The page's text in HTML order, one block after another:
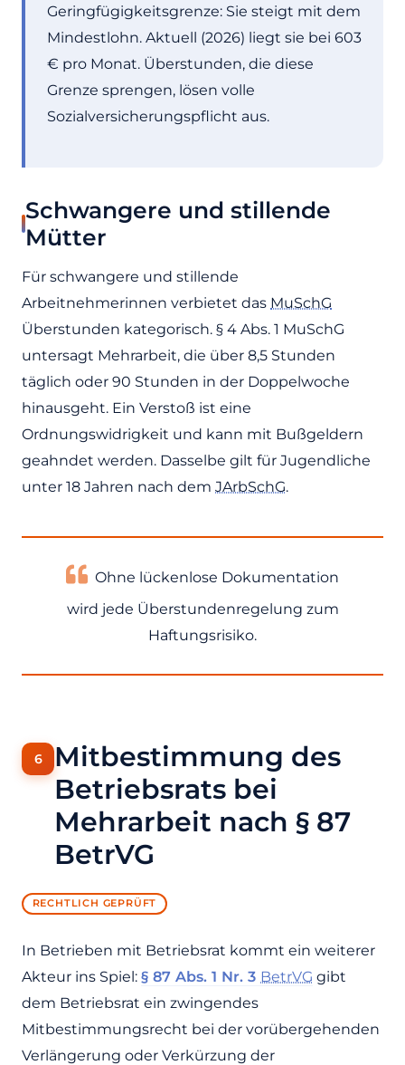
Geringfügigkeitsgrenze: Sie steigt mit dem
Mindestlohn. Aktuell (2026) liegt sie bei 603
€ pro Monat. Überstunden, die diese
Grenze sprengen, lösen volle
Sozialversicherungspflicht aus.
Schwangere und stillende
Mütter
Für schwangere und stillende
Arbeitnehmerinnen verbietet das MuSchG
Überstunden kategorisch. § 4 Abs. 1 MuSchG
untersagt Mehrarbeit, die über 8,5 Stunden
täglich oder 90 Stunden in der Doppelwoche
hinausgeht. Ein Verstoß ist eine
Ordnungswidrigkeit und kann mit Bußgeldern
geahndet werden. Dasselbe gilt für Jugendliche
unter 18 Jahren nach dem JArbSchG.
Ohne lückenlose Dokumentation
wird jede Überstundenregelung zum
Haftungsrisiko.
Mitbestimmung des
Betriebsrats bei
Mehrarbeit nach § 87
BetrVG
RECHTLICH GEPRÜFT
In Betrieben mit Betriebsrat kommt ein weiterer
Akteur ins Spiel: § 87 Abs. 1 Nr. 3 BetrVG gibt
dem Betriebsrat ein zwingendes
Mitbestimmungsrecht bei der vorübergehenden
Verlängerung oder Verkürzung der